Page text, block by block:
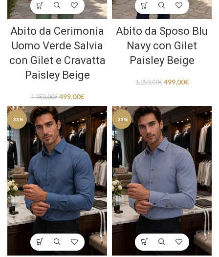
Abito da Cerimonia
Uomo Verde Salvia
con Gilet e Cravatta
Paisley Beige
1.250,00€ 499,00€
Abito da Sposo Blu
Navy con Gilet
Paisley Beige
1.250,00€ 499,00€
-33% -33%